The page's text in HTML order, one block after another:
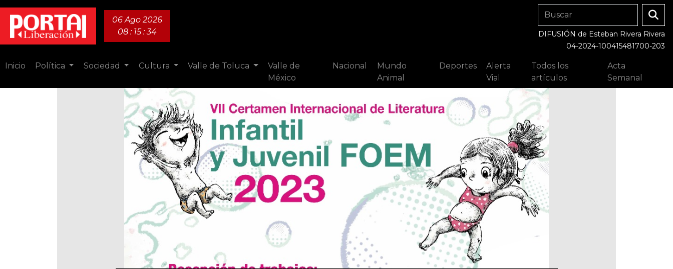
06 Ago 2026
08 : 15 : 35
DIFUSIÓN de Esteban Rivera Rivera
04-2024-100415481700-203
Inicio Política Sociedad Cultura Valle de Toluca
Valle de
México
Nacional
Mundo
Animal
Deportes
Alerta
Vial
Todos los
artículos
Acta
Semanal